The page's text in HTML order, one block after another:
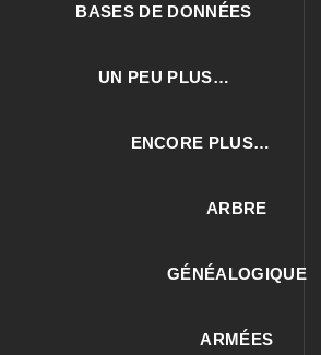
BASES DE DONNÉES
UN PEU PLUS…
ENCORE PLUS…
ARBRE
GÉNÉALOGIQUE
ARMÉES